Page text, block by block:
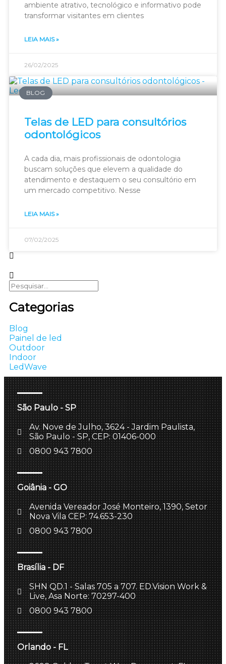
ambiente atrativo, tecnológico e informativo pode
transformar visitantes em clientes
LEIA MAIS »
26/02/2025
BLOG
Telas de LED para consultórios
odontológicos
A cada dia, mais profissionais de odontologia
buscam soluções que elevem a qualidade do
atendimento e destaquem o seu consultório em
um mercado competitivo. Nesse
LEIA MAIS »
07/02/2025
Categorias
Blog
Painel de led
Outdoor
Indoor
LedWave
São Paulo - SP
Av. Nove de Julho, 3624 - Jardim Paulista,
São Paulo - SP, CEP: 01406-000
0800 943 7800
Goiânia - GO
Avenida Vereador José Monteiro, 1390, Setor
Nova Vila CEP: 74.653-230
0800 943 7800
Brasília - DF
SHN QD.1 - Salas 705 a 707. ED.Vision Work &
Live, Asa Norte: 70297-400
0800 943 7800
Orlando - FL